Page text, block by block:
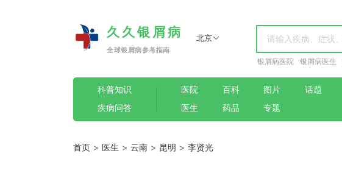
久久银屑病
全球银屑病参考指南
北京
银屑病医院 银屑病医生
科普知识
疾病问答
医院
医生
百科
药品
图片
专题
话题
首页 > 医生 > 云南 > 昆明 > 李贤光